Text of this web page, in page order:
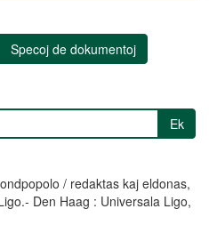
Specoj de dokumentoj
Ek
/ redaktas kaj eldonas,
Den Haag : Universala Ligo,